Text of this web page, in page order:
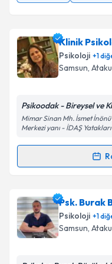
Klinik
Psikoloji +1
Samsun,
Psikoodak - Bireysel ve
Mimar Sinan Mh. İsmet
Merkezi yanı - İDAŞ
Randevu
Klinik Psikolog
takvimi talebi
almanız için bir
bilgilendireceğiz.
Psk. Burak
Psikoloji +1
Samsun,